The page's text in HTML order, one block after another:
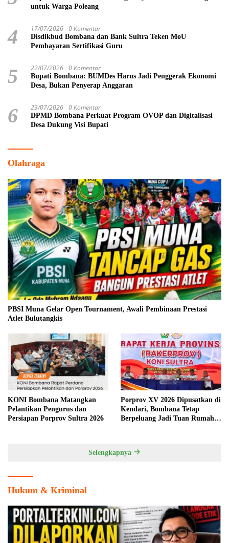
untuk Warga Poleang
4 17/07/2026 0 Komentar
Disdikbud Bombana dan Bank Sultra Teken MoU
Pembayaran Sertifikasi Guru
5 22/07/2026 0 Komentar
Bupati Bombana: BUMDes Harus Jadi Penggerak Ekonomi
Desa, Bukan Penyerap Anggaran
6 23/07/2026 0 Komentar
DPMD Bombana Perkuat Program OVOP dan Digitalisasi
Desa Dukung Visi Bupati
Olahraga
PBSI Muna Gelar Open Tournament, Awali Pembinaan Prestasi
Atlet Bulutangkis
KONI Bombana Matangkan
Pelantikan Pengurus dan
Persiapan Porprov Sultra 2026
Porprov XV 2026 Dipusatkan di
Kendari, Bombana Tetap
Berpeluang Jadi Tuan Rumah
Selengkapnya
Hukum & Kriminal